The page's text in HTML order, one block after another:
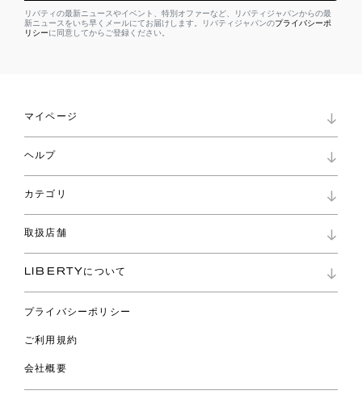
リバティの最新ニュースやイベント、特別オファーなど、リバティジャパンからの最
新ニュースをいち早くメールにてお届けします。リバティジャパンのプライバシーポ
リシーに同意してからご登録ください。
マイページ
ロイヤリティプログラム
パスワード再設定
ショッピングバッグ
ヘルプ
お問い合わせ
よくあるご質問
ご利用ガイド
カテゴリ
コレクション
ファブリックス
バッグ
ウェア
ライフスタイル
スペシャル
取扱店舗
リバティ・ファブリックス
LIBERTYについて
プライバシーポリシー
ご利用規約
会社概要